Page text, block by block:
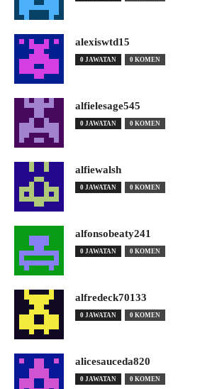
alexiswtd15
0 JAWATAN 0 KOMEN
alfielesage545
0 JAWATAN 0 KOMEN
alfiewalsh
0 JAWATAN 0 KOMEN
alfonsobeaty241
0 JAWATAN 0 KOMEN
alfredeck70133
0 JAWATAN 0 KOMEN
alicesauceda820
0 JAWATAN 0 KOMEN